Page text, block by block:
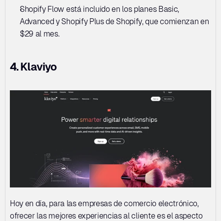
Shopify Flow está incluido en los planes Basic,
Advanced y Shopify Plus de Shopify, que comienzan en
$29 al mes.
4. Klaviyo
Hoy en día, para las empresas de comercio electrónico,
ofrecer las mejores experiencias al cliente es el aspecto